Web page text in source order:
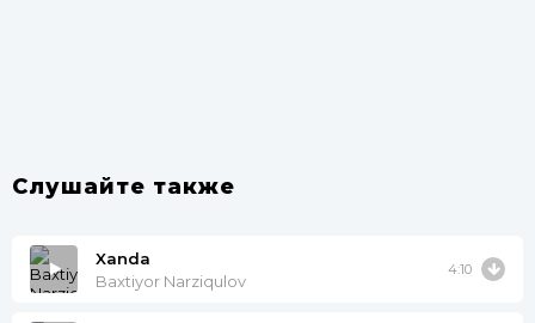
Слушайте также
Xanda
Baxtiyor Narziqulov
4:10